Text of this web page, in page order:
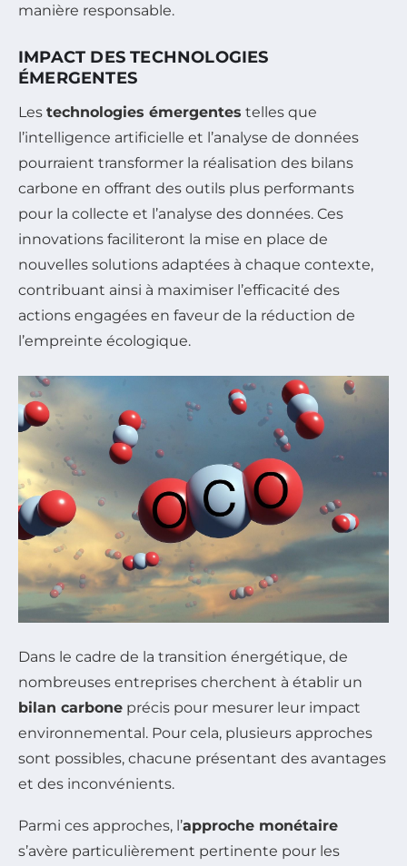
manière responsable.
IMPACT DES TECHNOLOGIES
ÉMERGENTES
Les technologies émergentes telles que
l’intelligence artificielle et l’analyse de données
pourraient transformer la réalisation des bilans
carbone en offrant des outils plus performants
pour la collecte et l’analyse des données. Ces
innovations faciliteront la mise en place de
nouvelles solutions adaptées à chaque contexte,
contribuant ainsi à maximiser l’efficacité des
actions engagées en faveur de la réduction de
l’empreinte écologique.
Dans le cadre de la transition énergétique, de
nombreuses entreprises cherchent à établir un
bilan carbone précis pour mesurer leur impact
environnemental. Pour cela, plusieurs approches
sont possibles, chacune présentant des avantages
et des inconvénients.
Parmi ces approches, l’approche monétaire
s’avère particulièrement pertinente pour les